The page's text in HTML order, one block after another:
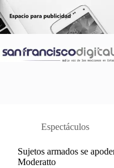
al
contenido
Espectáculos
Sujetos armados se
Moderatto